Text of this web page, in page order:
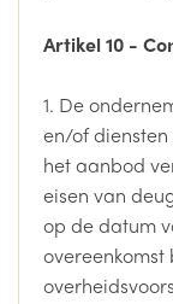
Artikel 10 -
1. De
en/of
het aanbod
eisen van
op de datum